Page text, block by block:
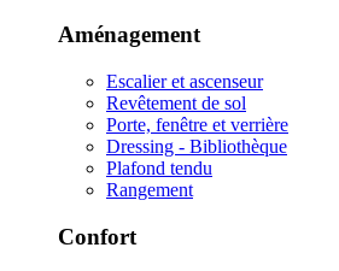
Aménagement
Escalier et ascenseur
Revêtement de sol
Porte, fenêtre et verrière
Dressing - Bibliothèque
Plafond tendu
Rangement
Confort